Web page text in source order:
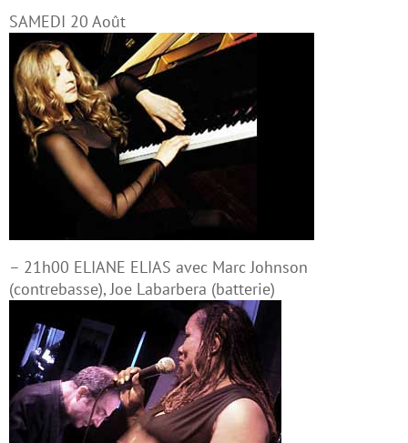
SAMEDI 20 Août
– 21h00 ELIANE ELIAS avec Marc Johnson
(contrebasse), Joe Labarbera (batterie)